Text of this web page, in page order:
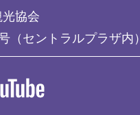
協会
（セントラルプラザ内）